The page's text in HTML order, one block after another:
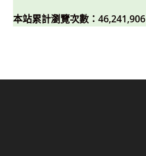
本站累計瀏覽次數：46,241,906